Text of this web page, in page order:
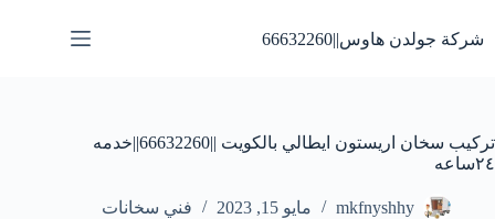
إلى
المحتوى
شركة جولدن هاوس||66632260
تركيب سخان اريستون ايطالي بالكويت ||66632260||خدمه
٢٤ساعه
mkfnyshhy مايو 15, 2023 فني سخانات